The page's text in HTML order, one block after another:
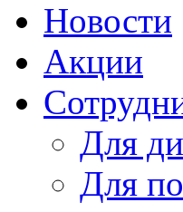
Новости
Акции
Для
Для